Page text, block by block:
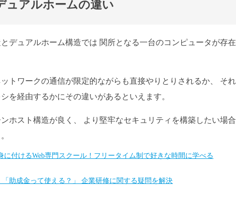
ュアルホームの違い
デュアルホーム構造では 関所となる一台のコンピュータが存
トワークの通信が限定的ながらも直接やりとりされるか、 それ
を経由するかにその違いがあるといえます。
ホスト構造が良く、 より堅牢なセキュリティを構築したい場
に付けるWeb専門スクール！フリータイム制で好きな時間に学べる
「助成金って使える？」 企業研修に関する疑問を解決